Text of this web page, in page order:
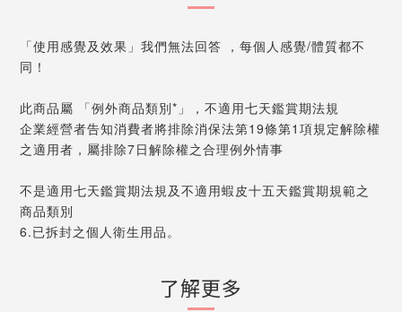
「使用感覺及效果」我們無法回答 ，每個人感覺/體質都不
同！
此商品屬 「例外商品類別*」，不適用七天鑑賞期法規
企業經營者告知消費者將排除消保法第19條第1項規定解除權
之適用者，屬排除7日解除權之合理例外情事
不是適用七天鑑賞期法規及不適用蝦皮十五天鑑賞期規範之
商品類別
6.已拆封之個人衛生用品。
了解更多